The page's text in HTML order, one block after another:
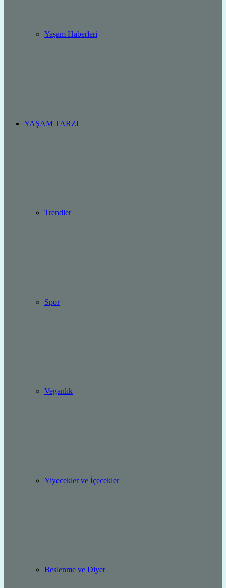
Yaşam Haberleri
YAŞAM TARZI
Trendler
Spor
Veganlık
Yiyecekler ve İçecekler
Beslenme ve Diyet